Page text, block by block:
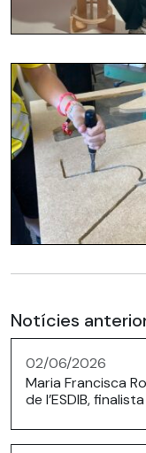
Notícies
02/06/2026
Maria Francisca
de l’ESDIB,